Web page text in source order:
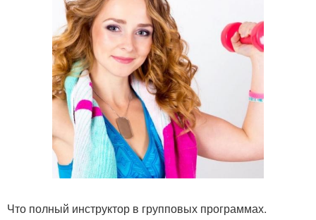
Что полный инструктор в групповых программах.